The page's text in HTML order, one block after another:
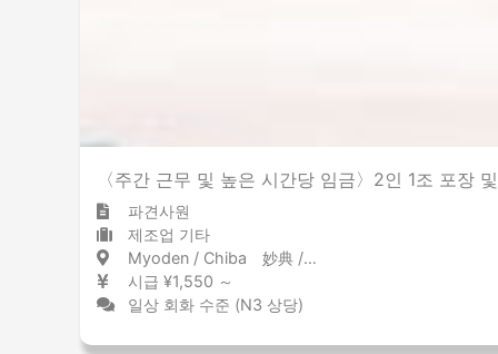
〈주간 근무 및 높은 시간당 임금〉2인 1조 포장
파견사원
제조업 기타
Myoden / Chiba 妙典 / 千葉県
시급 ¥1,550 ～
일상 회화 수준 (N3 상당)